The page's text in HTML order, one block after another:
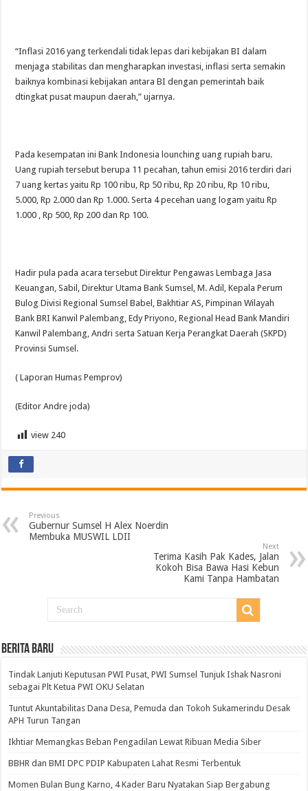
“Inflasi 2016 yang terkendali tidak lepas dari kebijakan BI dalam
menjaga stabilitas dan mengharapkan investasi, inflasi serta semakin
baiknya kombinasi kebijakan antara BI dengan pemerintah baik
dtingkat pusat maupun daerah,” ujarnya.
Pada kesempatan ini Bank Indonesia lounching uang rupiah baru.
Uang rupiah tersebut berupa 11 pecahan, tahun emisi 2016 terdiri dari
7 uang kertas yaitu Rp 100 ribu, Rp 50 ribu, Rp 20 ribu, Rp 10 ribu,
5.000, Rp 2.000 dan Rp 1.000. Serta 4 pecehan uang logam yaitu Rp
1.000 , Rp 500, Rp 200 dan Rp 100.
Hadir pula pada acara tersebut Direktur Pengawas Lembaga Jasa
Keuangan, Sabil, Direktur Utama Bank Sumsel, M. Adil, Kepala Perum
Bulog Divisi Regional Sumsel Babel, Bakhtiar AS, Pimpinan Wilayah
Bank BRI Kanwil Palembang, Edy Priyono, Regional Head Bank Mandiri
Kanwil Palembang, Andri serta Satuan Kerja Perangkat Daerah (SKPD)
Provinsi Sumsel.
( Laporan Humas Pemprov)
(Editor Andre joda)
view 240
Previous
Gubernur Sumsel H Alex Noerdin
Membuka MUSWIL LDII
Next
Terima Kasih Pak Kades, Jalan
Kokoh Bisa Bawa Hasi Kebun
Kami Tanpa Hambatan
BERITA BARU
Tindak Lanjuti Keputusan PWI Pusat, PWI Sumsel Tunjuk Ishak Nasroni
sebagai Plt Ketua PWI OKU Selatan
Tuntut Akuntabilitas Dana Desa, Pemuda dan Tokoh Sukamerindu Desak
APH Turun Tangan
Ikhtiar Memangkas Beban Pengadilan Lewat Ribuan Media Siber
BBHR dan BMI DPC PDIP Kabupaten Lahat Resmi Terbentuk
Momen Bulan Bung Karno, 4 Kader Baru Nyatakan Siap Bergabung